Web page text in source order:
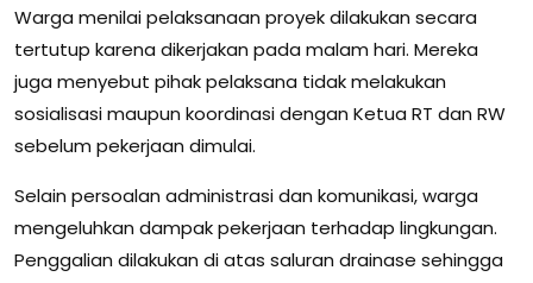
Warga menilai pelaksanaan proyek dilakukan secara
tertutup karena dikerjakan pada malam hari. Mereka
juga menyebut pihak pelaksana tidak melakukan
sosialisasi maupun koordinasi dengan Ketua RT dan RW
sebelum pekerjaan dimulai.
Selain persoalan administrasi dan komunikasi, warga
mengeluhkan dampak pekerjaan terhadap lingkungan.
Penggalian dilakukan di atas saluran drainase sehingga